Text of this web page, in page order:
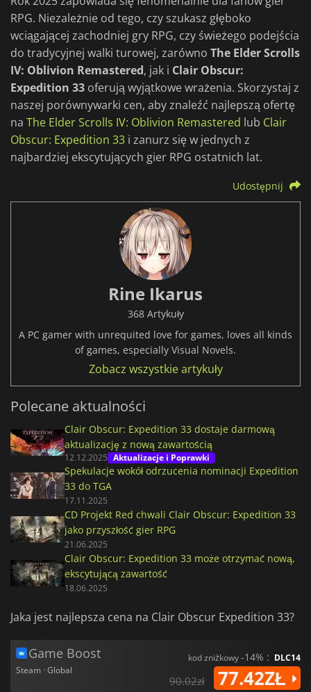
RPG. Niezależnie od tego, czy szukasz głęboko
wciągającej zachodniej gry RPG, czy świeżego podejścia
do tradycyjnej walki turowej, zarówno The Elder Scrolls
IV: Oblivion Remastered, jak i Clair Obscur:
Expedition 33 oferują wyjątkowe wrażenia. Skorzystaj z
naszej porównywarki cen, aby znaleźć najlepszą ofertę
na The Elder Scrolls IV: Oblivion Remastered lub Clair
Obscur: Expedition 33 i zanurz się w jednych z
najbardziej ekscytujących gier RPG ostatnich lat.
Udostępnij
Rine Ikarus
368 Artykuły
A PC gamer with unrequited love for games, loves all kinds
of games, especially Visual Novels.
Zobacz wszystkie artykuły
Polecane aktualności
Clair Obscur: Expedition 33 dostaje darmową
aktualizację z nową zawartością
12.12.2025 Aktualizacje i Poprawki
Spekulacje wokół odrzucenia nominacji Expedition
33 do TGA
17.11.2025
CD Projekt Red chwali Clair Obscur: Expedition 33
jako przyszłość gier RPG
21.06.2025
Clair Obscur: Expedition 33 może otrzymać nową,
ekscytującą zawartość
18.06.2025
Jaka jest najlepsza cena na Clair Obscur Expedition 33?
Game Boost
Steam · Global
kod zniżkowy-14% : DLC14
90.02zł 77.42ZŁ